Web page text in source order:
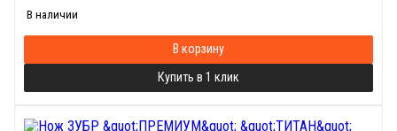
В наличии
В корзину
Купить в 1 клик